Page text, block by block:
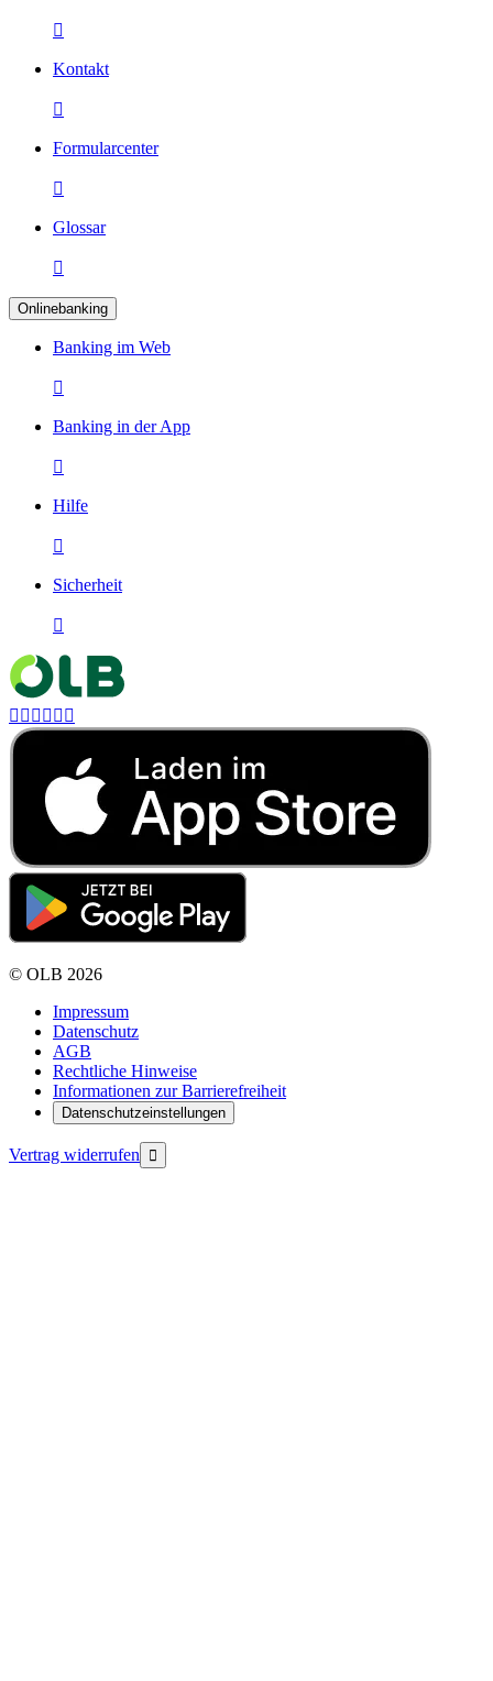

Kontakt

Formularcenter

Glossar

Onlinebanking
Banking im Web

Banking in der App

Hilfe

Sicherheit

     
© OLB 2026
Impressum
Datenschutz
AGB
Rechtliche Hinweise
Informationen zur Barrierefreiheit
Datenschutzeinstellungen
Vertrag widerrufen 